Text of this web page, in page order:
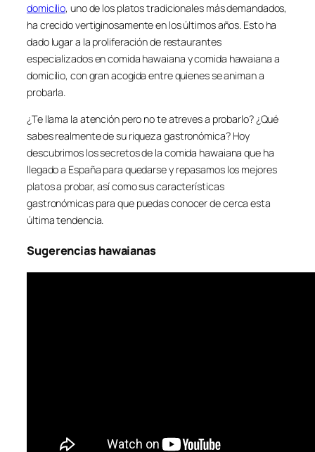
domicilio, uno de los platos tradicionales más demandados,
ha crecido vertiginosamente en los últimos años. Esto ha
dado lugar a la proliferación de restaurantes
especializados en comida hawaiana y comida hawaiana a
domicilio, con gran acogida entre quienes se animan a
probarla.
¿Te llama la atención pero no te atreves a probarlo? ¿Qué
sabes realmente de su riqueza gastronómica? Hoy
descubrimos los secretos de la comida hawaiana que ha
llegado a España para quedarse y repasamos los mejores
platos a probar, así como sus características
gastronómicas para que puedas conocer de cerca esta
última tendencia.
Sugerencias hawaianas